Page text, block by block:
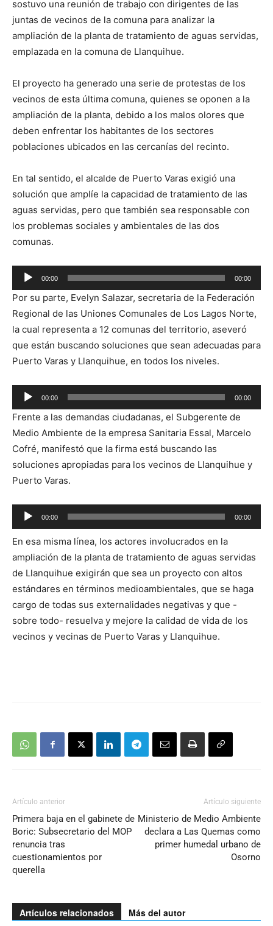
sostuvo una reunión de trabajo con dirigentes de las
juntas de vecinos de la comuna para analizar la
ampliación de la planta de tratamiento de aguas servidas,
emplazada en la comuna de Llanquihue.
El proyecto ha generado una serie de protestas de los
vecinos de esta última comuna, quienes se oponen a la
ampliación de la planta, debido a los malos olores que
deben enfrentar los habitantes de los sectores
poblaciones ubicados en las cercanías del recinto.
En tal sentido, el alcalde de Puerto Varas exigió una
solución que amplíe la capacidad de tratamiento de las
aguas servidas, pero que también sea responsable con
los problemas sociales y ambientales de las dos
comunas.
Reproductor
de
audio
00:00 00:00
Por su parte, Evelyn Salazar, secretaria de la Federación
Regional de las Uniones Comunales de Los Lagos Norte,
la cual representa a 12 comunas del territorio, aseveró
que están buscando soluciones que sean adecuadas para
Puerto Varas y Llanquihue, en todos los niveles.
Reproductor
de
audio
00:00 00:00
Frente a las demandas ciudadanas, el Subgerente de
Medio Ambiente de la empresa Sanitaria Essal, Marcelo
Cofré, manifestó que la firma está buscando las
soluciones apropiadas para los vecinos de Llanquihue y
Puerto Varas.
Reproductor
de
audio
00:00 00:00
En esa misma línea, los actores involucrados en la
ampliación de la planta de tratamiento de aguas servidas
de Llanquihue exigirán que sea un proyecto con altos
estándares en términos medioambientales, que se haga
cargo de todas sus externalidades negativas y que -
sobre todo- resuelva y mejore la calidad de vida de los
vecinos y vecinas de Puerto Varas y Llanquihue.
Artículo anterior
Primera baja en el gabinete de
Boric: Subsecretario del MOP
renuncia tras
cuestionamientos por
querella
Artículo siguiente
Ministerio de Medio Ambiente
declara a Las Quemas como
primer humedal urbano de
Osorno
Artículos relacionados Más del autor